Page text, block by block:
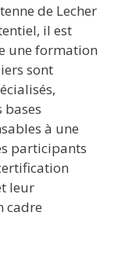
de Lecher
il est
une formation
sont
bases
à une
participants
leur
cadre